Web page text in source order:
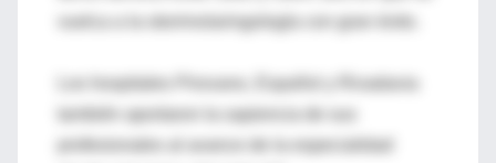
vuelca a la otorrinolaringología con gran éxito.
Los hospitales Pirovano, Español y Rivadavia
también aportaron la sapiencia de sus